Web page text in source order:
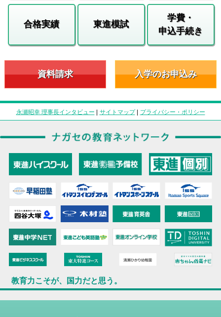
合格実績 東進模試
学費・
申込手続き
資料請求 入学のお申込み
永瀬昭幸 理事長インタビュー | サイトマップ| プライバシー・ポリシー
教育力こそが、国力だと思う。